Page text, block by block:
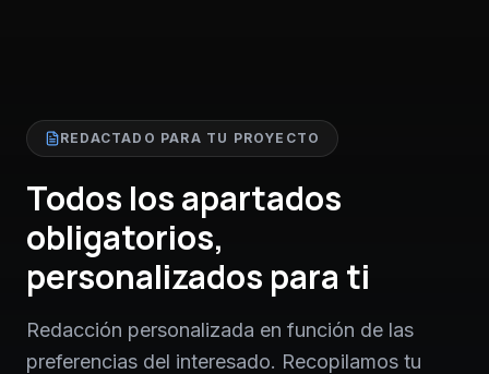
REDACTADO PARA TU PROYECTO
Todos los apartados
obligatorios,
personalizados para ti
Redacción personalizada en función de las
preferencias del interesado. Recopilamos tu